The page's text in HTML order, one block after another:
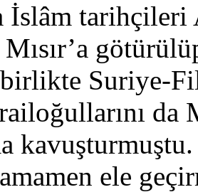
İslâm tarihçileri
Suriye-
da
ele